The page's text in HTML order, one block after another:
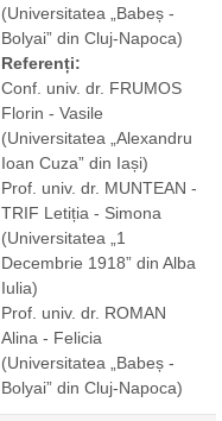
(Universitatea „Babeș -
Bolyai” din Cluj-Napoca)
Referenți:
Conf. univ. dr. FRUMOS
Florin - Vasile
(Universitatea „Alexandru
Ioan Cuza” din Iași)
Prof. univ. dr. MUNTEAN -
TRIF Letiția - Simona
(Universitatea „1
Decembrie 1918” din Alba
Iulia)
Prof. univ. dr. ROMAN
Alina - Felicia
(Universitatea „Babeș -
Bolyai” din Cluj-Napoca)